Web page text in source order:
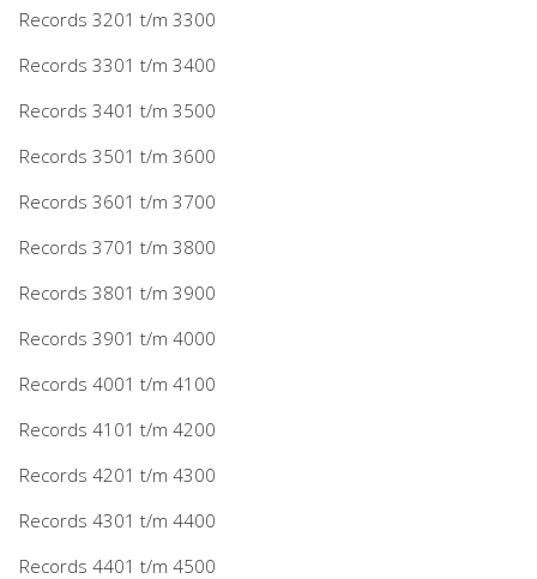
Records 3201 t/m 3300
Records 3301 t/m 3400
Records 3401 t/m 3500
Records 3501 t/m 3600
Records 3601 t/m 3700
Records 3701 t/m 3800
Records 3801 t/m 3900
Records 3901 t/m 4000
Records 4001 t/m 4100
Records 4101 t/m 4200
Records 4201 t/m 4300
Records 4301 t/m 4400
Records 4401 t/m 4500